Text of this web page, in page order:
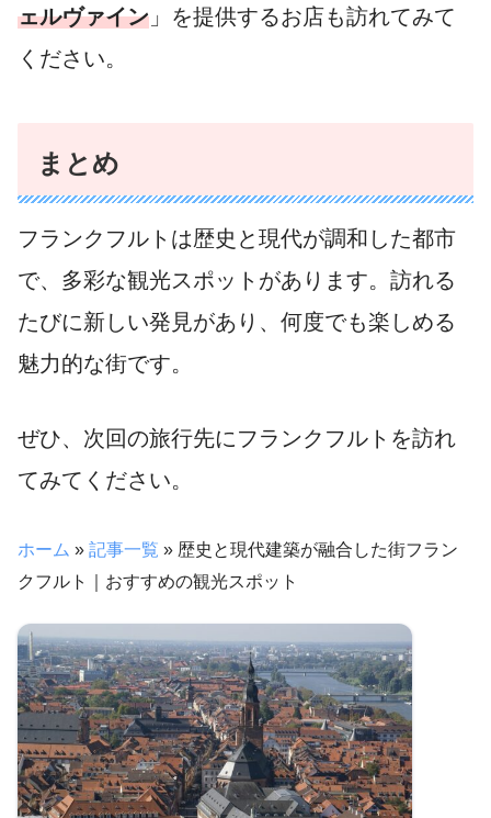
ェルヴァイン 」を提供するお店も訪れてみて
ください。
まとめ
フランクフルトは歴史と現代が調和した都市
で、多彩な観光スポットがあります。訪れる
たびに新しい発見があり、何度でも楽しめる
魅力的な街です。
ぜひ、次回の旅行先にフランクフルトを訪れ
てみてください。
ホーム » 記事一覧 » 歴史と現代建築が融合した街フラン
クフルト｜おすすめの観光スポット